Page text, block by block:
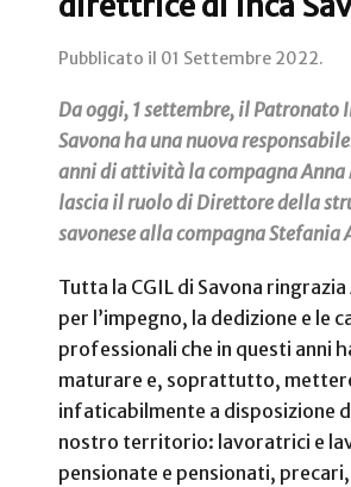
Pubblicato il 01 Settembre 2022.
Da oggi, 1 settembre, il Patronato
Savona ha una nuova
anni di attività la compagna
lascia il ruolo di Direttore della
savonese alla compagna Stefania
Tutta la CGIL di Savona
per l’impegno, la dedizione e le
professionali che in questi anni
maturare e, soprattutto,
infaticabilmente a disposizione
nostro territorio: lavoratrici e
pensionate e pensionati,